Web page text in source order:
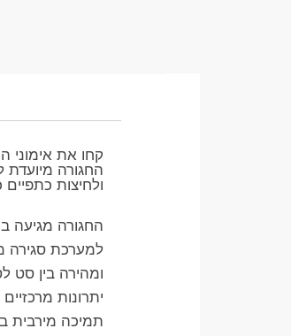
קחו את אימוני
החגורה מיועדת
ולחיצות כתפיים
​החגורה מגיעה
ומהירה בין סט
​יתרונות מרכזיים
​תמיכה מירבית